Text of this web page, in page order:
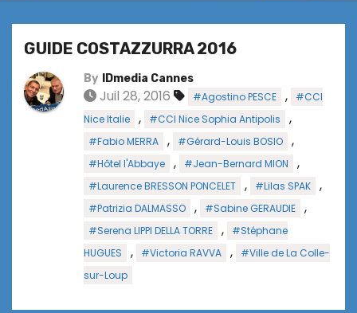
GUIDE COSTAZZURRA 2016
By IDmedia Cannes
Juil 28, 2016 #Agostino PESCE ,
#CCI
Nice Italie
, #CCI Nice Sophia Antipolis ,
#Fabio MERRA , #Gérard-Louis BOSIO ,
#Hôtel l'Abbaye , #Jean-Bernard MION ,
#Laurence BRESSON PONCELET , #Lilas SPAK ,
#Patrizia DALMASSO , #Sabine GERAUDIE ,
#Serena LIPPI DELLA TORRE ,
#Stéphane
HUGUES
, #Victoria RAVVA ,
#Ville de La Colle-
sur-Loup